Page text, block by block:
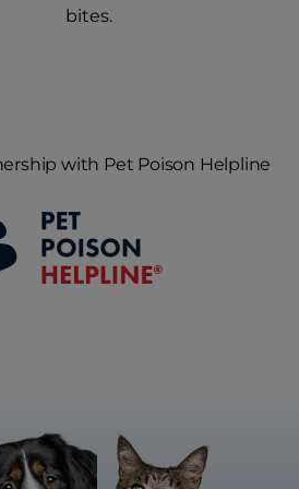
bites.
with Pet Poison Helpline